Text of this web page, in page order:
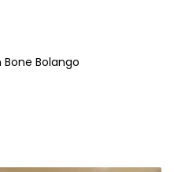
Bolango